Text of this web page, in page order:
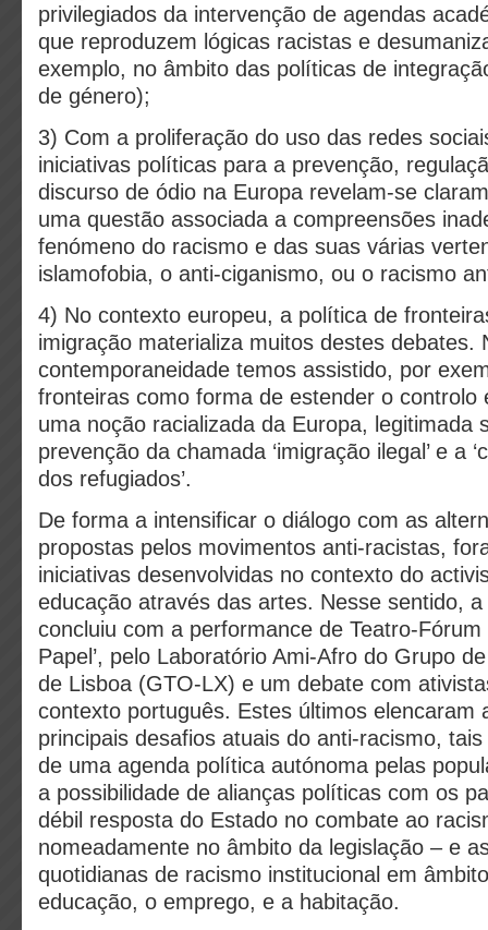
privilegiados da intervenção de agendas
que reproduzem lógicas racistas e
exemplo, no âmbito das políticas de
de género);
3) Com a proliferação do uso das redes
iniciativas políticas para a prevenção,
discurso de ódio na Europa revelam-se
uma questão associada a compreensões
fenómeno do racismo e das suas várias
islamofobia, o anti-ciganismo, ou o racismo
4) No contexto europeu, a política de
imigração materializa muitos destes debates.
contemporaneidade temos assistido, por
fronteiras como forma de estender o controlo
uma noção racializada da Europa, legitimada
prevenção da chamada ‘imigração ilegal’ e a
dos refugiados’.
De forma a intensificar o diálogo com as
propostas pelos movimentos anti-racistas,
iniciativas desenvolvidas no contexto do
educação através das artes. Nesse sentido,
concluiu com a performance de Teatro-Fórum
Papel’, pelo Laboratório Ami-Afro do Grupo
de Lisboa (GTO-LX) e um debate com
contexto português. Estes últimos elencaram
principais desafios atuais do anti-racismo,
de uma agenda política autónoma pelas
a possibilidade de alianças políticas com os
débil resposta do Estado no combate ao
nomeadamente no âmbito da legislação – e
quotidianas de racismo institucional em
educação, o emprego, e a habitação.